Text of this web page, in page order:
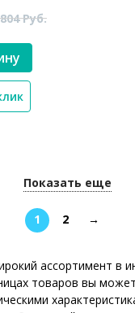
Руб.
Показать еще
1 2 →
ассортимент в
товаров вы